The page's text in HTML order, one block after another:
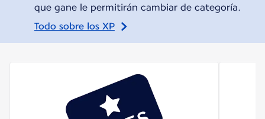
que gane le permitirán cambiar de categoría.
Todo sobre los XP